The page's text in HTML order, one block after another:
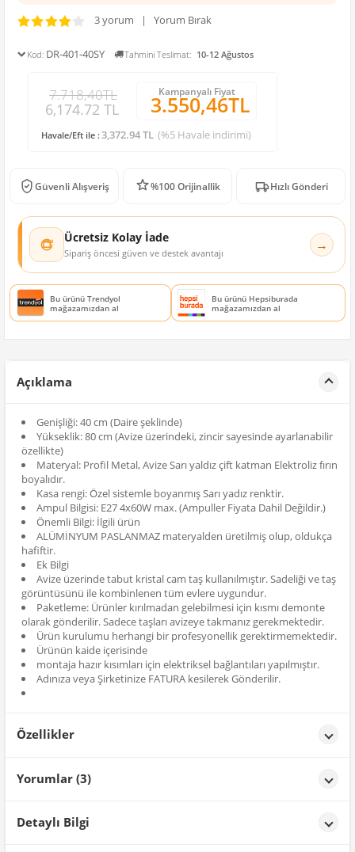
3 yorum | Yorum Bırak
Kod: DR-401-40SY Tahmini Teslimat: 10-12 Ağustos
7.718,40TL
6,174.72 TL
Kampanyalı Fiyat
3.550,46TL
Havale/Eft ile :3,372.94 TL (%5 Havale indirimi)
Güvenli Alışveriş %100 Orijinallik Hızlı Gönderi
Ücretsiz Kolay İade
Sipariş öncesi güven ve destek avantajı →
Bu ürünü Trendyol
mağazamızdan al
Bu ürünü Hepsiburada
mağazamızdan al
Açıklama
Genişliği: 40 cm (Daire şeklinde)
Yükseklik: 80 cm (Avize üzerindeki, zincir sayesinde ayarlanabilir
özellikte)
Materyal: Profil Metal, Avize Sarı yaldız çift katman Elektroliz fırın
boyalıdır.
Kasa rengi: Özel sistemle boyanmış Sarı yadız renktir.
Ampul Bilgisi: E27 4x60W max. (Ampuller Fiyata Dahil Değildir.)
Önemli Bilgi: İlgili ürün
ALÜMİNYUM PASLANMAZ materyalden üretilmiş olup, oldukça
hafiftir.
Ek Bilgi
Avize üzerinde tabut kristal cam taş kullanılmıştır. Sadeliği ve taş
görüntüsünü ile kombinlenen tüm evlere uygundur.
Paketleme: Ürünler kırılmadan gelebilmesi için kısmı demonte
olarak gönderilir. Sadece taşları avizeye takmanız gerekmektedir.
Ürün kurulumu herhangi bir profesyonellik gerektirmemektedir.
Ürünün kaide içerisinde
montaja hazır kısımları için elektriksel bağlantıları yapılmıştır.
Adınıza veya Şirketinize FATURA kesilerek Gönderilir.
Özellikler
Yorumlar (3)
Detaylı Bilgi